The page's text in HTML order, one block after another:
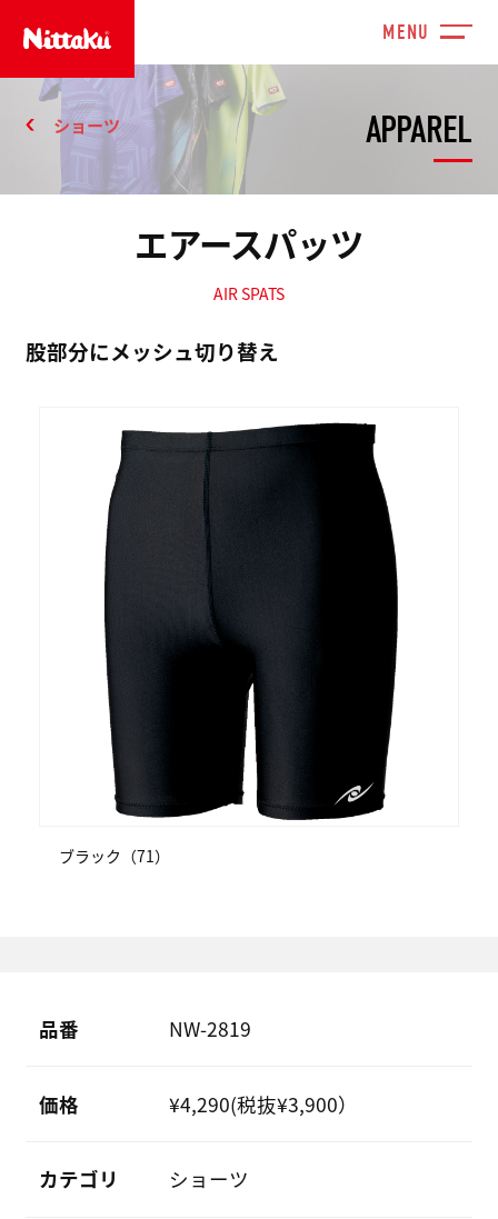
APPAREL
ショーツ
エアースパッツ
AIR SPATS
股部分にメッシュ切り替え
ブラック（71）
品番 NW-2819
価格 ¥4,290(税抜¥3,900）
カテゴリ ショーツ